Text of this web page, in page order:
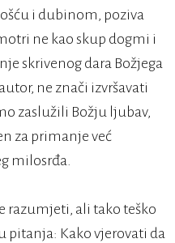
i dubinom, poziva
ne kao skup dogmi i
skrivenog dara Božjega
ne znači izvršavati
zaslužili Božju ljubav,
za primanje već
milosrđa.
razumjeti, ali tako teško
pitanja: Kako vjerovati da